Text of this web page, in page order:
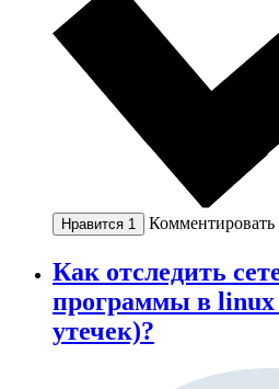
Нравится 1 Комментировать
Как отследить
программы в linux
утечек)?